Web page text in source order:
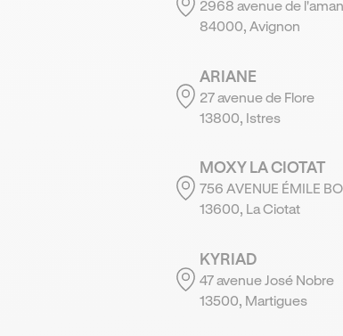
2968 avenue de
84000, Avignon
ARIANE
27 avenue de Flore
13800, Istres
MOXY LA CIOTAT
756 AVENUE ÉMILE
13600, La Ciotat
KYRIAD
47 avenue José Nobre
13500, Martigues